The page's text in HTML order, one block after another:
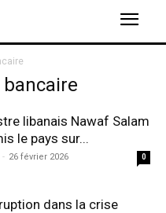
libanais Nawaf Salam
le pays sur...
- 26 février 2026 0
dans la crise